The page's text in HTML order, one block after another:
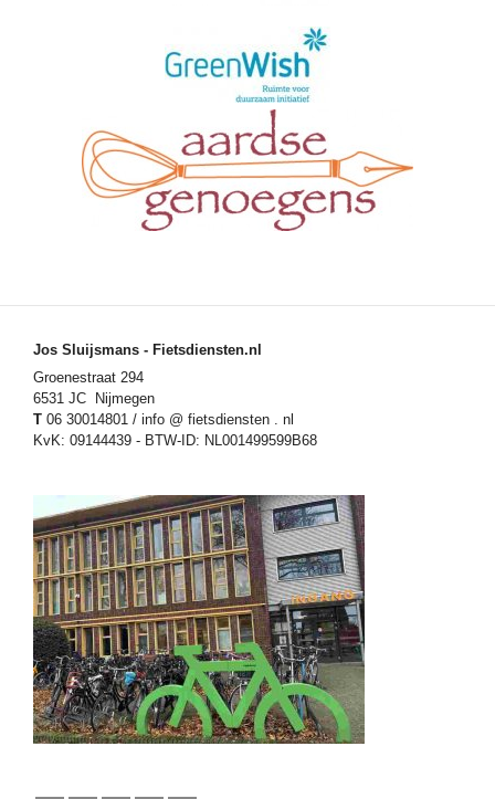
Jos Sluijsmans - Fietsdiensten.nl
Groenestraat 294
6531 JC Nijmegen
T 06 30014801 / info @ fietsdiensten . nl
KvK: 09144439 - BTW-ID: NL001499599B68